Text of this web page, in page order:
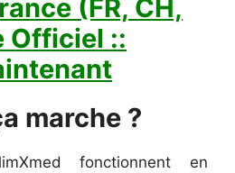
(FR, CH,
Officiel ::
marche ?
fonctionnent en